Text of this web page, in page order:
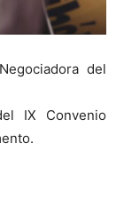
del
IX Convenio